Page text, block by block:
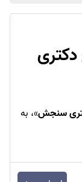
دکتری
سنجش»، به